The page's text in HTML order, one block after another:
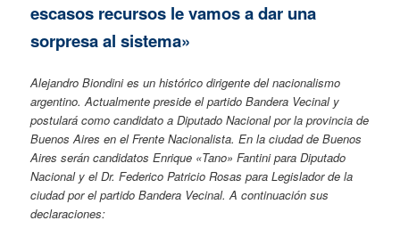
escasos recursos le vamos a dar una
sorpresa al sistema»
Alejandro Biondini es un histórico dirigente del nacionalismo
argentino. Actualmente preside el partido Bandera Vecinal y
postulará como candidato a Diputado Nacional por la provincia de
Buenos Aires en el Frente Nacionalista. En la ciudad de Buenos
Aires serán candidatos Enrique «Tano» Fantini para Diputado
Nacional y el Dr. Federico Patricio Rosas para Legislador de la
ciudad por el partido Bandera Vecinal. A continuación sus
declaraciones: